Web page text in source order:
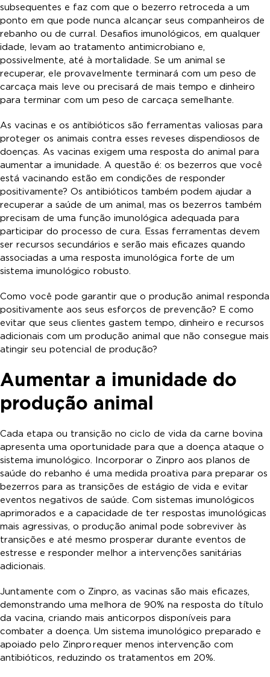
subsequentes e faz com que o bezerro retroceda a um
ponto em que pode nunca alcançar seus companheiros de
rebanho ou de curral. Desafios imunológicos, em qualquer
idade, levam ao tratamento antimicrobiano e,
possivelmente, até à mortalidade. Se um animal se
recuperar, ele provavelmente terminará com um peso de
carcaça mais leve ou precisará de mais tempo e dinheiro
para terminar com um peso de carcaça semelhante.
As vacinas e os antibióticos são ferramentas valiosas para
proteger os animais contra esses reveses dispendiosos de
doenças. As vacinas exigem uma resposta do animal para
aumentar a imunidade. A questão é: os bezerros que você
está vacinando estão em condições de responder
positivamente? Os antibióticos também podem ajudar a
recuperar a saúde de um animal, mas os bezerros também
precisam de uma função imunológica adequada para
participar do processo de cura. Essas ferramentas devem
ser recursos secundários e serão mais eficazes quando
associadas a uma resposta imunológica forte de um
sistema imunológico robusto.
Como você pode garantir que o produção animal responda
positivamente aos seus esforços de prevenção? E como
evitar que seus clientes gastem tempo, dinheiro e recursos
adicionais com um produção animal que não consegue mais
atingir seu potencial de produção?
Aumentar a imunidade do
produção animal
Cada etapa ou transição no ciclo de vida da carne bovina
apresenta uma oportunidade para que a doença ataque o
sistema imunológico. Incorporar o Zinpro aos planos de
saúde do rebanho é uma medida proativa para preparar os
bezerros para as transições de estágio de vida e evitar
eventos negativos de saúde. Com sistemas imunológicos
aprimorados e a capacidade de ter respostas imunológicas
mais agressivas, o produção animal pode sobreviver às
transições e até mesmo prosperar durante eventos de
estresse e responder melhor a intervenções sanitárias
adicionais.
Juntamente com o Zinpro, as vacinas são mais eficazes,
demonstrando uma melhora de 90% na resposta do título
da vacina, criando mais anticorpos disponíveis para
combater a doença. Um sistema imunológico preparado e
apoiado pelo Zinprorequer menos intervenção com
antibióticos, reduzindo os tratamentos em 20%.